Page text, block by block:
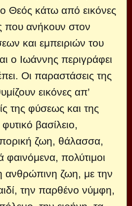
Θεός κάτω από εικόνες
που ανήκουν στον
και εμπειριών του
ο Ιωάννης περιγράφει
Οι παραστάσεις της
εικόνες απ’
της φύσεως και της
βασίλειο,
ζωη, θάλασσα,
πολύτιμοι
ανθρώπινη ζωη, με την
την παρθένο νύμφη,